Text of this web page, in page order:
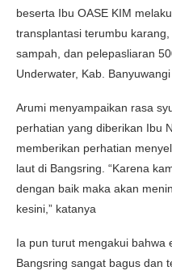
beserta Ibu OASE KIM
transplantasi terumbu
sampah, dan pelepasliaran
Underwater, Kab.
Arumi menyampaikan rasa
perhatian yang diberikan Ibu
memberikan perhatian
laut di Bangsring. “Karena
dengan baik maka akan
kesini,” katanya
Ia pun turut mengakui bahwa
Bangsring sangat bagus dan